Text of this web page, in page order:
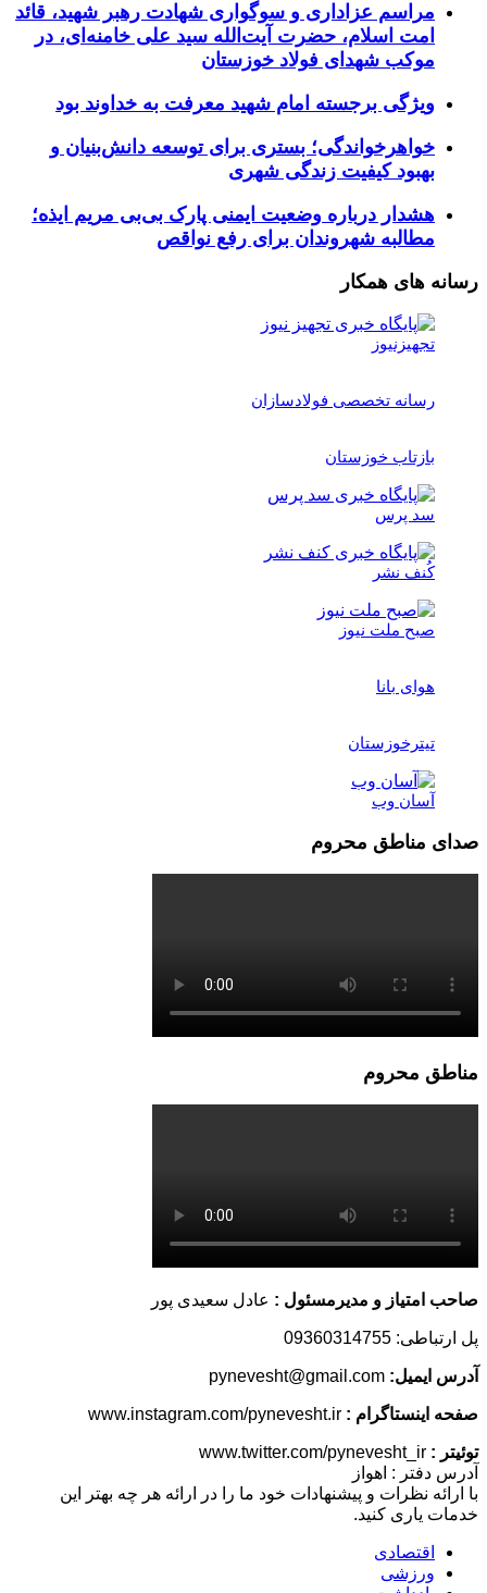
مراسم عزاداری و سوگواری شهادت رهبر شهید، قائد
امت اسلام، حضرت آیت‌الله سید علی خامنه‌ای، در
موکب شهدای فولاد خوزستان
ویژگی برجسته امام شهید معرفت به خداوند بود
خواهرخواندگی؛ بستری برای توسعه دانش‌بنیان و
بهبود کیفیت زندگی شهری
هشدار درباره وضعیت ایمنی پارک بی‌بی مریم ایذه؛
مطالبه شهروندان برای رفع نواقص
رسانه های همکار
تجهیزنیوز
رسانه تخصصی فولادسازان
بازتاب خوزستان
سد پرس
کُنف نشر
صبح ملت نیوز
هوای بانا
تیترخوزستان
آسان وب
صدای مناطق محروم
مناطق محروم
صاحب امتیاز و مدیرمسئول : عادل سعیدی پور
پل ارتباطی: 09360314755
آدرس ایمیل:
صفحه اینستاگرام :
توئیتر :
آدرس دفتر : اهواز
با ارائه نظرات و پیشنهادات خود ما را در ارائه هر چه بهتر این
خدمات یاری کنید.
اقتصادی
ورزشی